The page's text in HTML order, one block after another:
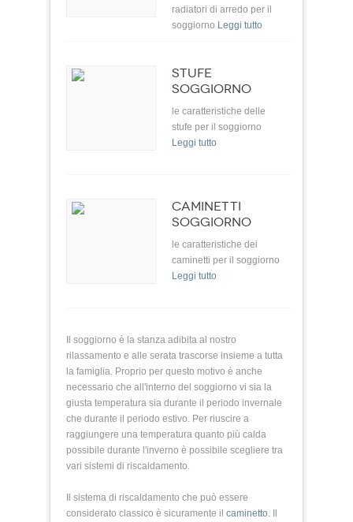
radiatori di arredo per il
soggiorno Leggi tutto
STUFE
SOGGIORNO
le caratteristiche delle
stufe per il soggiorno
Leggi tutto
CAMINETTI
SOGGIORNO
le caratteristiche dei
caminetti per il soggiorno
Leggi tutto
Il soggiorno è la stanza adibita al nostro
rilassamento e alle serata trascorse insieme a tutta
la famiglia. Proprio per questo motivo è anche
necessario che all'interno del soggiorno vi sia la
giusta temperatura sia durante il periodo invernale
che durante il periodo estivo. Per riuscire a
raggiungere una temperatura quanto più calda
possibile durante l'inverno è possibile scegliere tra
vari sistemi di riscaldamento.
Il sistema di riscaldamento che può essere
considerato classico è sicuramente il caminetto. Il